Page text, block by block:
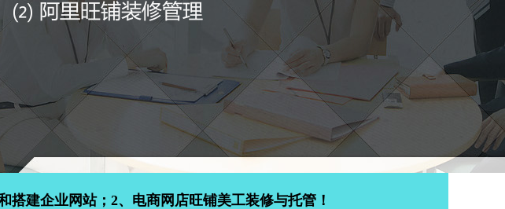
建企业网站；2、电商网店旺铺美工装修与托管！